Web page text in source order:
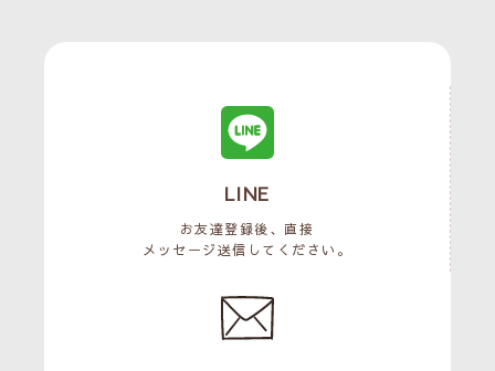
LINE
お友達登録後、直接
メッセージ送信してください。